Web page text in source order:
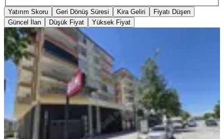
Yatırım Skoru Geri Dönüş Süresi Kira Geliri
Fiyatı Düşen
Güncel İlan
Düşük Fiyat Yüksek Fiyat
Bozdoğandan İlyas Mahallesinde
Satılık 3+1 Daire
Battalgazi, İskender Mahallesi
3+1·175 m²·3. Kat· 11.06.2026
2.900.000 ₺Geri Dönüş: 14 yıl
BOZDOĞAN İNŞAAT & GAYRİMENKULYusuf Bozdoğan